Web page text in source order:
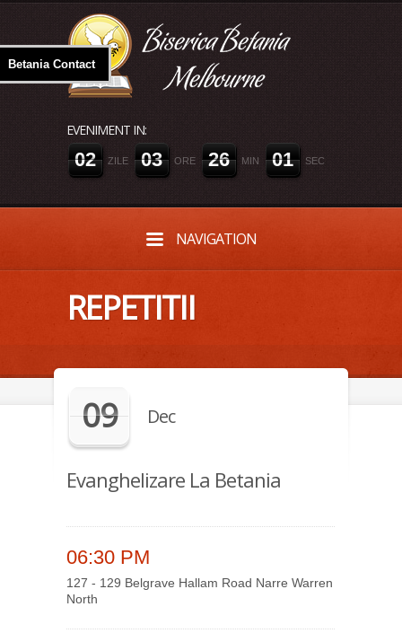
EVENIMENT IN:
02 ZILE 03 ORE 26 MIN 01 SEC
NAVIGATION
REPETITII
09 Dec
Evanghelizare La Betania
06:30 PM
127 - 129 Belgrave Hallam Road Narre Warren
North
Betania Contact